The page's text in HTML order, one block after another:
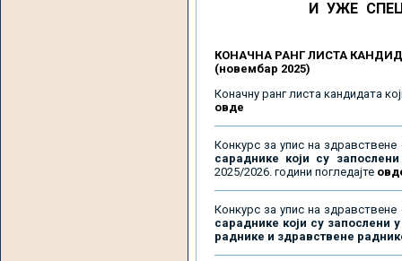
И УЖЕ
КОНАЧНА РАНГ ЛИСТА
(новембар 2025)
Коначну ранг листа кандидата
овде
Конкурс за упис на здравствене
сараднике који су
2025/2026. години погледајте
Конкурс за упис на здравствене
сараднике који су запослени
раднике и здравствене